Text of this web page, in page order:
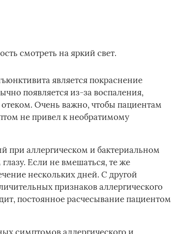
смотреть на яркий свет.
является покраснение
появляется из-за воспаления,
Очень важно, чтобы пациентам
не привел к необратимому
при аллергическом и бактериальном
Если не вмешаться, те же
нескольких дней. С другой
признаков аллергического
постоянное расчесывание пациентом